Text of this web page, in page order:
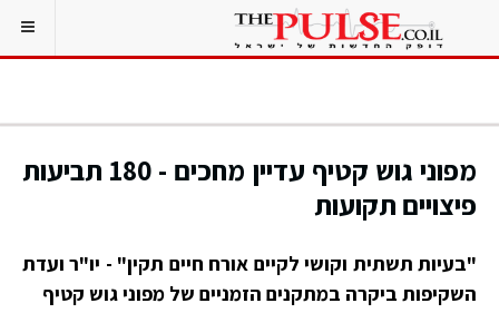
מפוני גוש קטיף עדיין מחכים - 180 תביעות
פיצויים תקועות
"בעיות תשתית וקושי לקיים אורח חיים תקין" - יו"ר ועדת
השקיפות ביקרה במתקנים הזמניים של מפוני גוש קטיף